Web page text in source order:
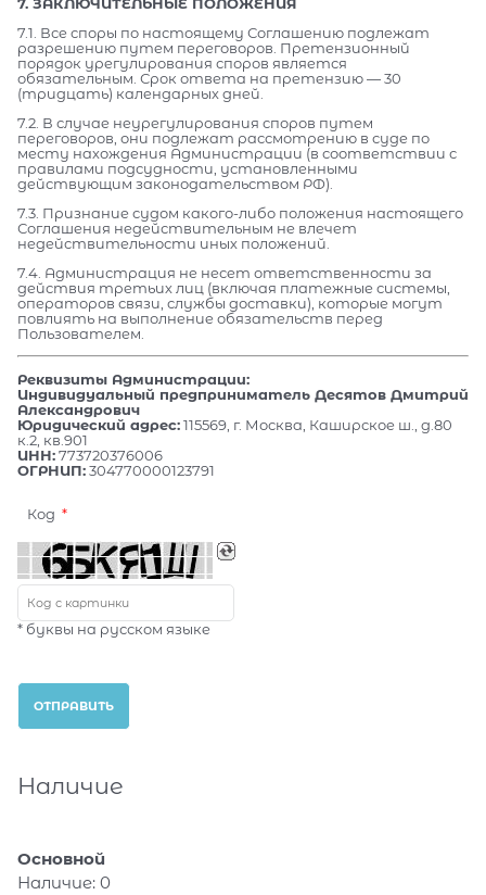
7. ЗАКЛЮЧИТЕЛЬНЫЕ ПОЛОЖЕНИЯ
7.1. Все споры по настоящему Соглашению подлежат
разрешению путем переговоров. Претензионный
порядок урегулирования споров является
обязательным. Срок ответа на претензию — 30
(тридцать) календарных дней.
7.2. В случае неурегулирования споров путем
переговоров, они подлежат рассмотрению в суде по
месту нахождения Администрации (в соответствии с
правилами подсудности, установленными
действующим законодательством РФ).
7.3. Признание судом какого-либо положения настоящего
Соглашения недействительным не влечет
недействительности иных положений.
7.4. Администрация не несет ответственности за
действия третьих лиц (включая платежные системы,
операторов связи, службы доставки), которые могут
повлиять на выполнение обязательств перед
Пользователем.
Реквизиты Администрации:
Индивидуальный предприниматель Десятов Дмитрий
Александрович
Юридический адрес:115569, г. Москва, Каширское ш., д.80
к.2, кв.901
ИНН:773720376006
ОГРНИП:304770000123791
Код
* буквы на русском языке
Наличие
Основной
Наличие: 0